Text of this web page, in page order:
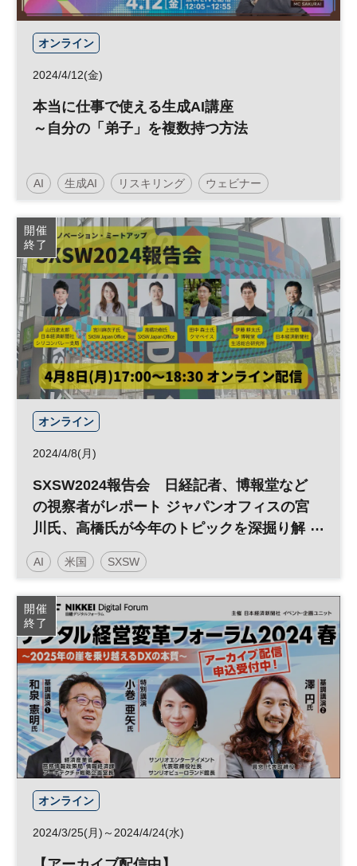
オンライン
2024/4/12(金)
本当に仕事で使える生成AI講座
～自分の「弟子」を複数持つ方法
AI 生成AI リスキリング ウェビナー
人工知能 スキルアップ キャリア DX
参加無料
開催
終了
オンライン
2024/4/8(月)
SXSW2024報告会 日経記者、博報堂など
の視察者がレポート ジャパンオフィスの宮
川氏、高橋氏が今年のトピックを深掘り解
説 無料オンライン配信
AI 米国 SXSW
日経イノベーション・ミートアップ
デジタルトランスフォーメーション テクノロジー
スタートアップ アメリカ デジタル 平日夜開催
開催
終了
オンライン
2024/3/25(月)～2024/4/24(水)